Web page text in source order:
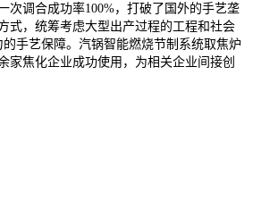
次调合成功率100%，打破了国外的手艺垄
式，统筹考虑大型出产过程的工程和社会
手艺保障。汽锅智能燃烧节制系统取焦炉
家焦化企业成功使用，为相关企业间接创